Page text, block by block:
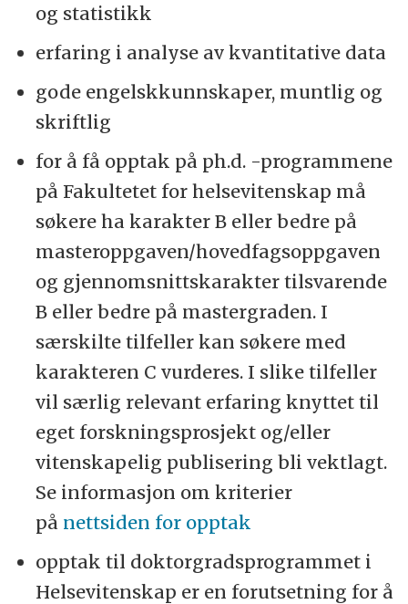
og statistikk
erfaring i analyse av kvantitative data
gode engelskkunnskaper, muntlig og
skriftlig
for å få opptak på ph.d. -programmene
på Fakultetet for helsevitenskap må
søkere ha karakter B eller bedre på
masteroppgaven/hovedfagsoppgaven
og gjennomsnittskarakter tilsvarende
B eller bedre på mastergraden. I
særskilte tilfeller kan søkere med
karakteren C vurderes. I slike tilfeller
vil særlig relevant erfaring knyttet til
eget forskningsprosjekt og/eller
vitenskapelig publisering bli vektlagt.
Se informasjon om kriterier
på nettsiden for opptak
opptak til doktorgradsprogrammet i
Helsevitenskap er en forutsetning for å